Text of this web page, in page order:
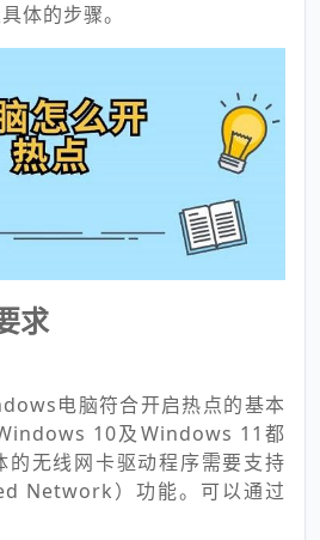
体的步骤。
求
电脑符合开启热点的基本
10及Windows 11都
的无线网卡驱动程序需要支持
Network）功能。可以通过